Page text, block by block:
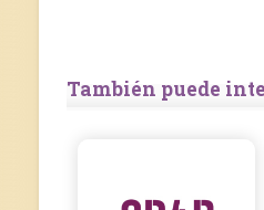
También puede